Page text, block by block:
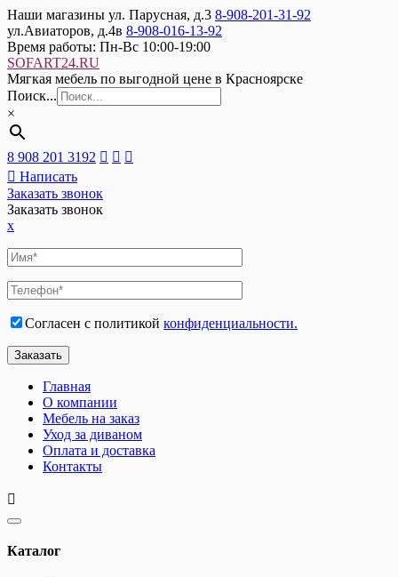
Наши магазины ул. Парусная, д.3 8-908-201-31-92
ул.Авиаторов, д.4в 8-908-016-13-92
Время работы: Пн-Вс 10:00-19:00
SOFART24.RU
Мягкая мебель по выгодной цене в Красноярске
Поиск...
×
8 908 201 3192
Написать
Заказать звонок
Заказать звонок
x
Согласен с политикой конфиденциальности.
Главная
О компании
Мебель на заказ
Уход за диваном
Оплата и доставка
Контакты
Каталог